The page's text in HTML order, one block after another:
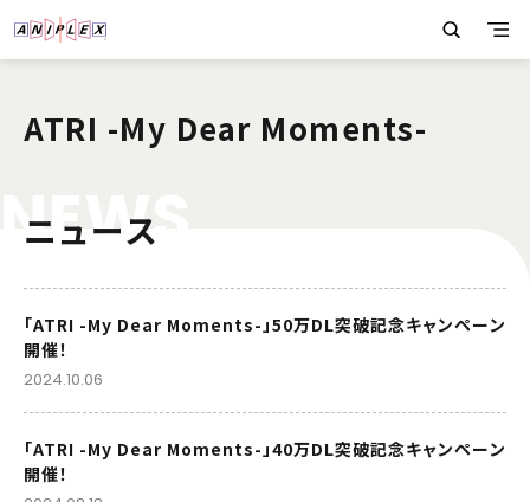
ATRI -My Dear Moments-
NEWS
ニュース
「ATRI -My Dear Moments-」50万DL突破記念キャンペーン
開催！
2024.10.06
「ATRI -My Dear Moments-」40万DL突破記念キャンペーン
開催！